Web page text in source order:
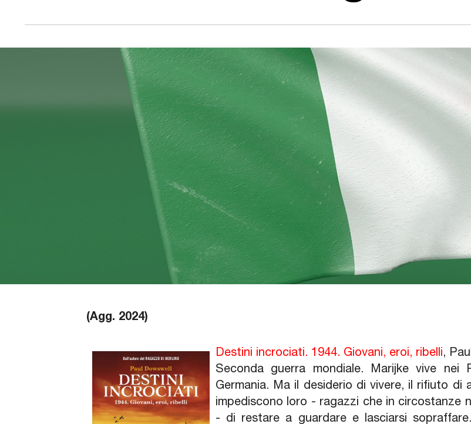
(Agg. 2024)
Destini incrociati. 1944. Giovani, eroi, ribelli,
Seconda guerra mondiale. Marijke vive
Germania. Ma il desiderio di vivere, il rifiuto di
impediscono loro - ragazzi che in circostanze
- di restare a guardare e lasciarsi